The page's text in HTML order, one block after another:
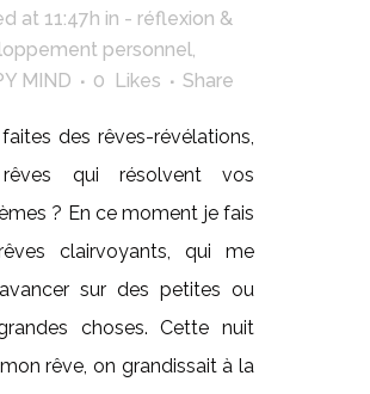
at 11:47h in - réflexion &
personnel,
MIND
0 Likes Share
des rêves-révélations,
qui résolvent vos
? En ce moment je fais
clairvoyants, qui me
sur des petites ou
choses. Cette nuit
rêve, on grandissait à la